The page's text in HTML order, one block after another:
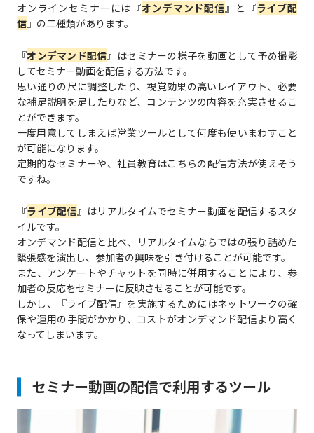
オンラインセミナーには『オンデマンド配信』と『ライブ配
信』の二種類があります。
『オンデマンド配信』はセミナーの様子を動画として予め撮影
してセミナー動画を配信する方法です。
思い通りの尺に調整したり、視覚効果の高いレイアウト、必要
な補足説明を足したりなど、コンテンツの内容を充実させるこ
とができます。
一度用意してしまえば営業ツールとして何度も使いまわすこと
が可能になります。
定期的なセミナーや、社員教育はこちらの配信方法が使えそう
ですね。
『ライブ配信』はリアルタイムでセミナー動画を配信するスタ
イルです。
オンデマンド配信と比べ、リアルタイムならではの張り詰めた
緊張感を演出し、参加者の興味を引き付けることが可能です。
また、アンケートやチャットを同時に併用することにより、参
加者の反応をセミナーに反映させることが可能です。
しかし、『ライブ配信』を実施するためにはネットワークの確
保や運用の手間がかかり、コストがオンデマンド配信より高く
なってしまいます。
セミナー動画の配信で利用するツール